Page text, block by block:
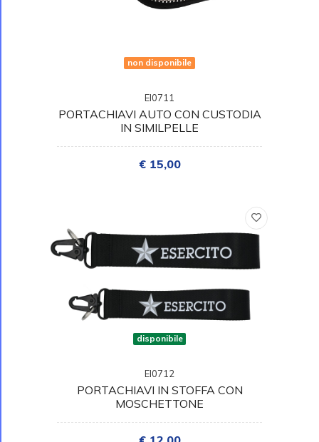
non disponibile
EI0711
PORTACHIAVI AUTO CON CUSTODIA
IN SIMILPELLE
€ 15,00
disponibile
EI0712
PORTACHIAVI IN STOFFA CON
MOSCHETTONE